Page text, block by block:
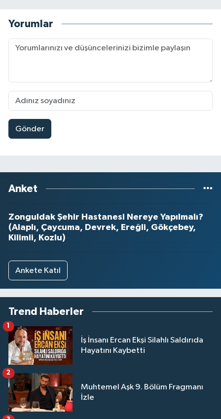
Yorumlar
Gönder
Anket
Zonguldak Şehir Hastanesi Nereye Yapılmalı?
(Alaplı, Çaycuma, Devrek, Ereğli, Gökçebey,
Kilimli, Kozlu)
Ankete Katıl
Trend Haberler
İş İnsanı Ercan Ekşi Silahlı Saldırıda
Hayatını Kaybetti
1
Muhtemel Aşk 9. Bölüm Fragmanı
İzle
2